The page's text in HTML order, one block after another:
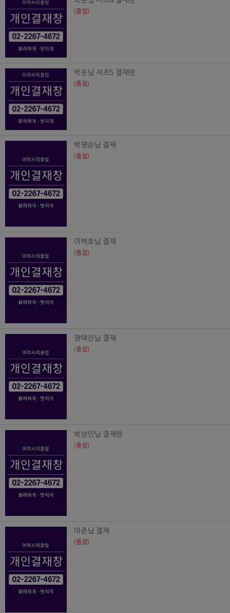
(품절)
박운님 셔츠5 결재란.
(품절)
박명순님 결재
(품절)
이백호님 결재
(품절)
장택진님 결재
(품절)
박상민님 결재란
(품절)
이준님 결재
(품절)